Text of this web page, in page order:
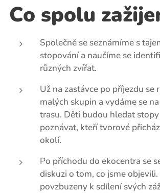
Co spolu
Společně se seznámíme s
stopování a naučíme se
různých zvířat.
Už na zastávce po příjezdu se
malých skupin a vydáme se
trasu. Děti budou hledat
poznávat, kteří tvorové
okolí.
Po příchodu do ekocentra se
diskuzi o tom, co jsme
povzbuzeny k sdílení svých